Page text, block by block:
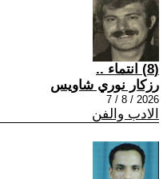
(8) انتماء ..
رزكار نوري شاويس
2026 / 8 / 7
الادب والفن